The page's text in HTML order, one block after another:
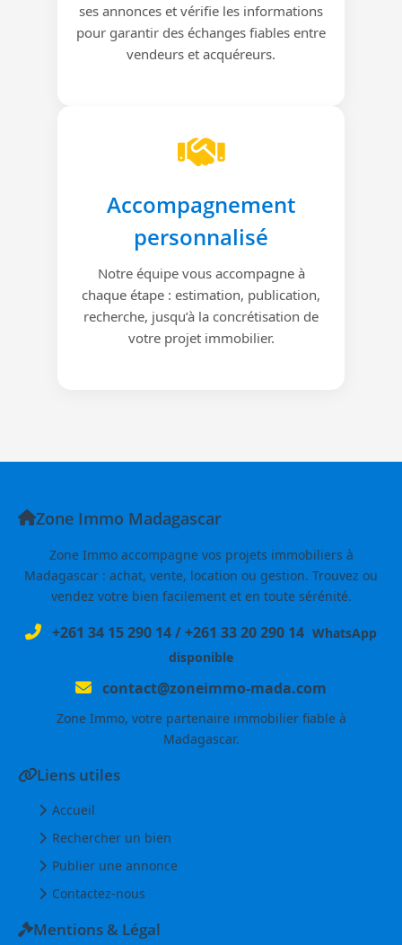
ses annonces et vérifie les informations
pour garantir des échanges fiables entre
vendeurs et acquéreurs.
Accompagnement
personnalisé
Notre équipe vous accompagne à
chaque étape : estimation, publication,
recherche, jusqu’à la concrétisation de
votre projet immobilier.
Zone Immo Madagascar
Zone Immo accompagne vos projets immobiliers à
Madagascar : achat, vente, location ou gestion. Trouvez ou
vendez votre bien facilement et en toute sérénité.
+261 34 15 290 14/+261 33 20 290 14 WhatsApp
disponible
contact@zoneimmo-mada.com
Zone Immo, votre partenaire immobilier fiable à
Madagascar.
Liens utiles
Accueil
Rechercher un bien
Publier une annonce
Contactez-nous
Mentions & Légal